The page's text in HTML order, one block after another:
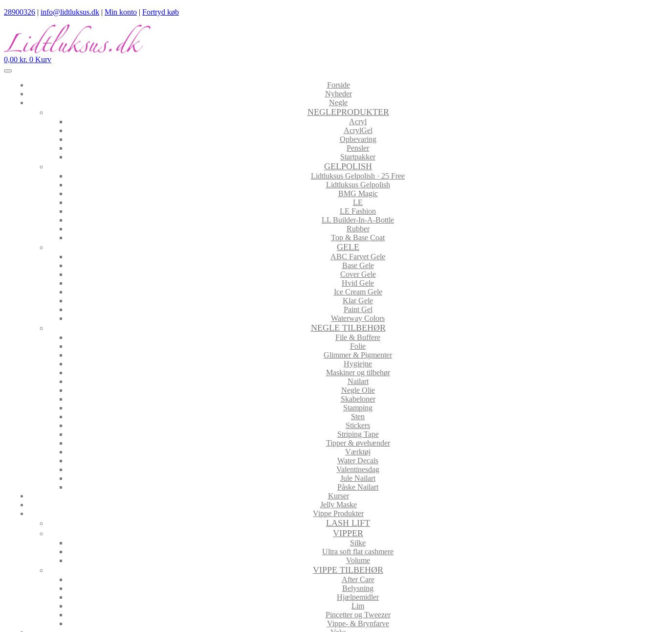
28900326 | info@lidtluksus.dk | Min konto | Fortryd køb
0,00 kr. 0 Kurv
Forside
Nyheder
Negle
NEGLEPRODUKTER
Acryl
AcrylGel
Opbevaring
Pensler
Startpakker
GELPOLISH
Lidtluksus Gelpolish · 25 Free
Lidtluksus Gelpolish
BMG Magic
LE
LE Fashion
LL Builder-In-A-Bottle
Rubber
Top & Base Coat
GELE
ABC Farvet Gele
Base Gele
Cover Gele
Hvid Gele
Ice Cream Gele
Klar Gele
Paint Gel
Waterway Colors
NEGLE TILBEHØR
File & Buffere
Folie
Glimmer & Pigmenter
Hygiejne
Maskiner og tilbehør
Nailart
Negle Olie
Skabeloner
Stamping
Sten
Stickers
Striping Tape
Tipper & øvehænder
Værktøj
Water Decals
Valentinesdag
Jule Nailart
Påske Nailart
Kurser
Jelly Maske
Vippe Produkter
LASH LIFT
VIPPER
Silke
Ultra soft flat cashmere
Volume
VIPPE TILBEHØR
After Care
Belysning
Hjælpemidler
Lim
Pincetter og Tweezer
Vippe- & Brynfarve